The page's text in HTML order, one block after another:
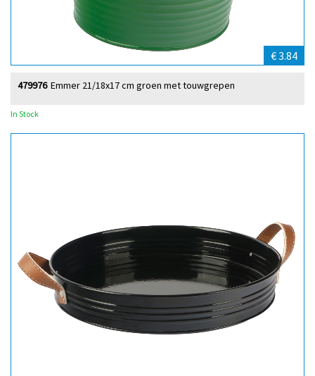
€ 3.84
Emmer 21/18x17 cm groen met touwgrepen
479976
In Stock